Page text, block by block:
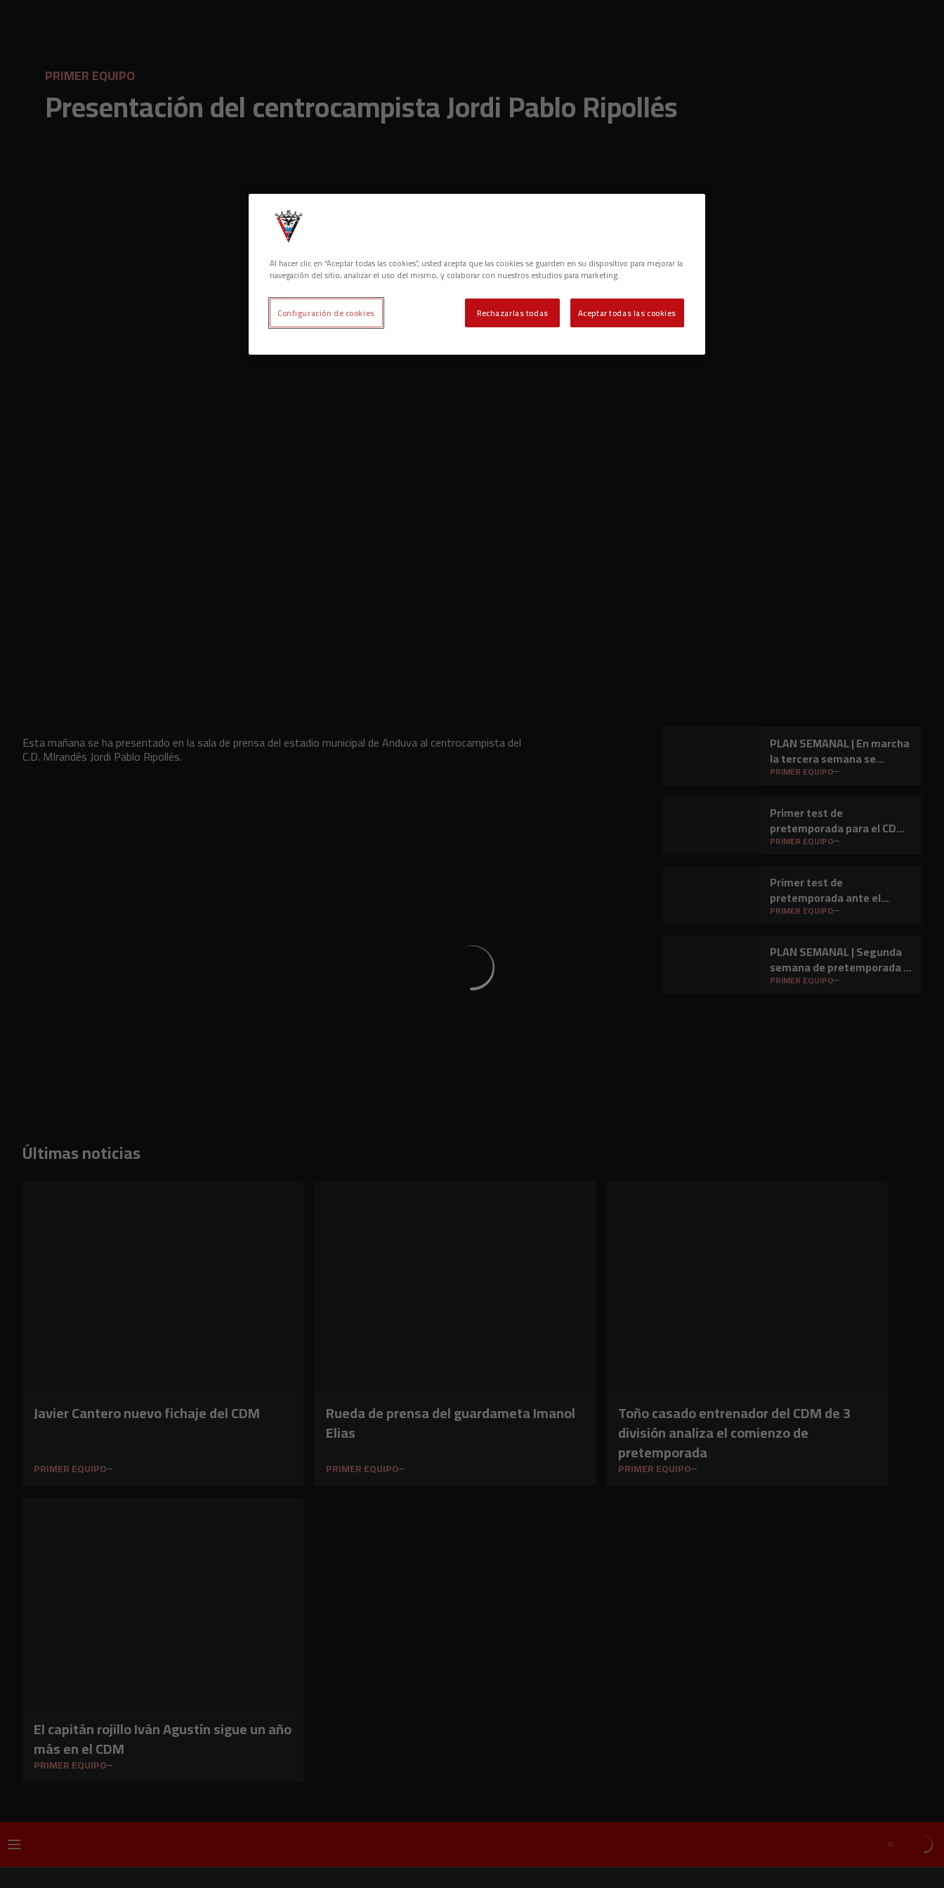
PRIMER EQUIPO
Presentación del centrocampista Jordi Pablo Ripollés
Esta mañana se ha presentado en la sala de prensa del estadio municipal de Anduva al centrocampista del
C.D. MIrandés Jordi Pablo Ripollés.
PLAN SEMANAL | En marcha
la tercera semana se
preparación
PRIMER EQUIPO
Primer test de
pretemporada para el CD
Mirandés en Lasesarre
PRIMER EQUIPO
Primer test de
pretemporada ante el
Barakaldo CF
PRIMER EQUIPO
PLAN SEMANAL | Segunda
semana de pretemporada y
primer amistoso a la vista
PRIMER EQUIPO
Últimas noticias
Javier Cantero nuevo fichaje del CDM
PRIMER EQUIPO
Rueda de prensa del guardameta Imanol
Elias
PRIMER EQUIPO
Toño casado entrenador del CDM de 3
división analiza el comienzo de
pretemporada
PRIMER EQUIPO
El capitán rojillo Iván Agustín sigue un año
más en el CDM
PRIMER EQUIPO
Al hacer clic en “Aceptar todas las cookies”, usted acepta que las cookies se guarden en su dispositivo para mejorar la
navegación del sitio, analizar el uso del mismo, y colaborar con nuestros estudios para marketing.
Rechazarlas todas Aceptar todas las cookies
Configuración de cookies